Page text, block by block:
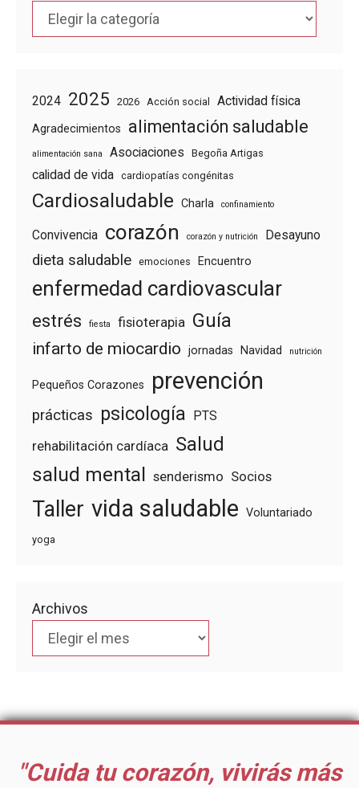
Categorías
2024 2025 2026 Acción social Actividad física
Agradecimientos alimentación saludable
alimentación sana Asociaciones Begoña Artigas
calidad de vida cardiopatías congénitas
Cardiosaludable Charla confinamiento
Convivencia corazón corazón y nutrición Desayuno
dieta saludable emociones Encuentro
enfermedad cardiovascular
estrés fiesta fisioterapia Guía
infarto de miocardio jornadas Navidad nutrición
Pequeños Corazones prevención
prácticas psicología PTS
rehabilitación cardíaca Salud
salud mental senderismo Socios
Taller vida saludable Voluntariado
yoga
Archivos
"Cuida tu corazón, vivirás más